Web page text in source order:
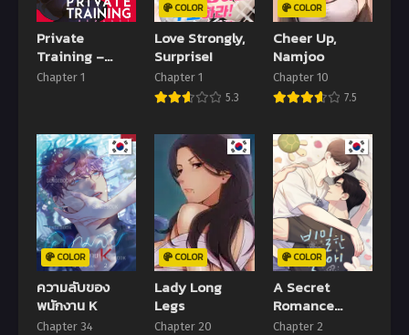
Private
Training –
Final Fantasy
Chapter 1
COLOR
Love Strongly,
Surprise!
Chapter 1
5.3
COLOR
Cheer Up,
Namjoo
Chapter 10
7.5
COLOR
ความลับของ
พนักงาน K
Chapter 34
COLOR
Lady Long
Legs
Chapter 20
COLOR
A Secret
Romance
Between Us
Chapter 2